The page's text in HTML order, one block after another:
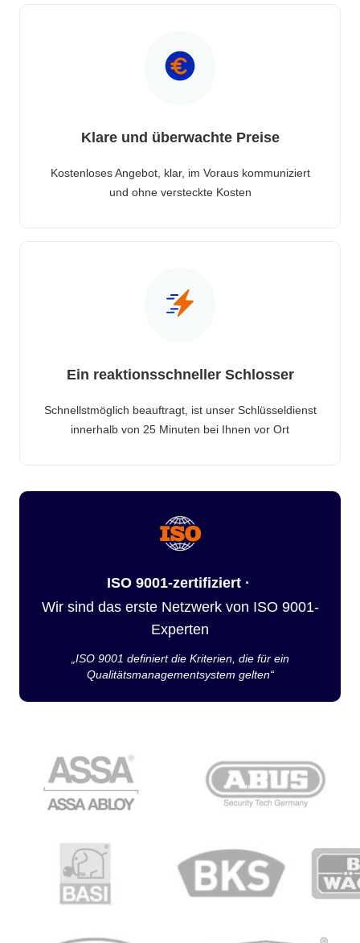
Klare und überwachte Preise
Kostenloses Angebot, klar, im Voraus kommuniziert
und ohne versteckte Kosten
Ein reaktionsschneller Schlosser
Schnellstmöglich beauftragt, ist unser Schlüsseldienst
innerhalb von 25 Minuten bei Ihnen vor Ort
ISO 9001-zertifiziert ·
Wir sind das erste Netzwerk von ISO 9001-
Experten
„ISO 9001 definiert die Kriterien, die für ein
Qualitätsmanagementsystem gelten“